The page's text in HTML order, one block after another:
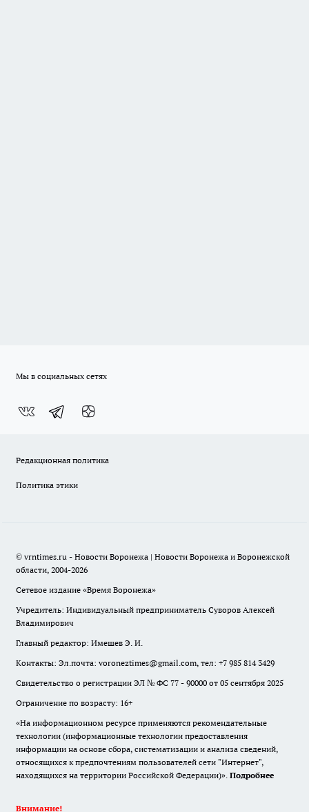
Мы в социальных сетях
Редакционная политика
Политика этики
© vrntimes.ru - Новости Воронежа | Новости Воронежа и Воронежской
области, 2004-2026
Сетевое издание «Время Воронежа»
Учредитель: Индивидуальный предприниматель Суворов Алексей
Владимирович
Главный редактор: Имешев Э. И.
Контакты: Эл.почта: voroneztimes@gmail.com, тел: +7 985 814 3429
Свидетельство о регистрации ЭЛ № ФС 77 - 90000 от 05 сентября 2025
Ограничение по возрасту: 16+
«На информационном ресурсе применяются рекомендательные
технологии (информационные технологии предоставления
информации на основе сбора, систематизации и анализа сведений,
относящихся к предпочтениям пользователей сети "Интернет",
находящихся на территории Российской Федерации)». Подробнее
Внимание!